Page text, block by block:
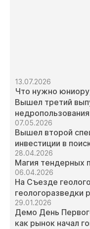
13.07.2026
Что нужно
Вышел третий
07.05.2026
Вышел второй
инвестиции в
28.04.2026
Магия тендерных
06.04.2026
На Съезде
геологоразведки
29.01.2026
Демо День
как рынок начал